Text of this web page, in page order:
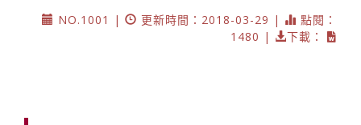
NO.1001 |
更新時間：2018-03-29 |
點閱：
1480 |
下載：